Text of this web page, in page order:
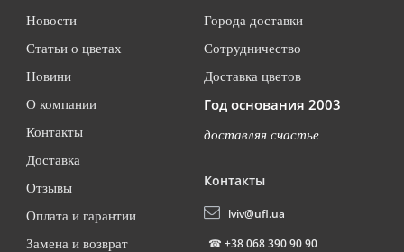
Новости
Статьи о цветах
Новини
О компании
Контакты
Доставка
Отзывы
Оплата и гарантии
Замена и возврат
Города доставки
Сотрудничество
Доставка цветов
Год основания 2003
доставляя счастье
Контакты
lviv@ufl.ua
☎ +38 068 390 90 90